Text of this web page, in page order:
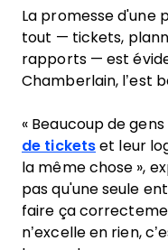
La promesse d'une
tout — tickets,
rapports — est
Chamberlain, l’est
« Beaucoup de
de tickets et leur
la même chose »,
pas qu'une seule
faire ça
n’excelle en rien,